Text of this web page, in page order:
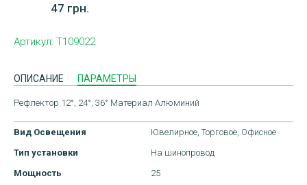
47 грн.
Артикул: T109022
ОПИСАНИЕ ПАРАМЕТРЫ
Рефлектор 12°, 24°, 36° Материал Алюминий
Вид Освещения Ювелирное, Торговое, Офисное
Тип установки
На шинопровод
Мощность
25